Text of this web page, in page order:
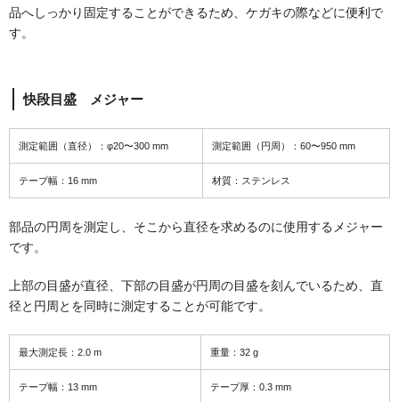
品へしっかり固定することができるため、ケガキの際などに便利で
す。
快段目盛 メジャー
測定範囲（直径）：φ20〜300 mm 測定範囲（円周）：60〜950 mm
テープ幅：16 mm 材質：ステンレス
部品の円周を測定し、そこから直径を求めるのに使用するメジャー
です。
上部の目盛が直径、下部の目盛が円周の目盛を刻んでいるため、直
径と円周とを同時に測定することが可能です。
最大測定長：2.0 m 重量：32 g
テープ幅：13 mm テープ厚：0.3 mm